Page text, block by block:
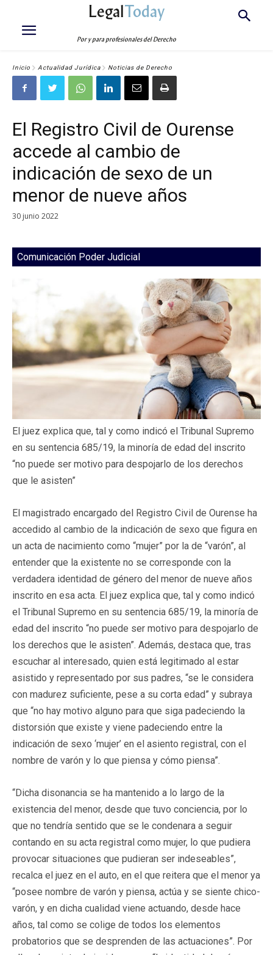
LegalToday
Por y para profesionales del Derecho
Inicio Actualidad Jurídica Noticias de Derecho
El Registro Civil de Ourense
accede al cambio de
indicación de sexo de un
menor de nueve años
30 junio 2022
Comunicación Poder Judicial
El juez explica que, tal y como indicó el Tribunal Supremo
en su sentencia 685/19, la minoría de edad del inscrito
“no puede ser motivo para despojarlo de los derechos
que le asisten”
El magistrado encargado del Registro Civil de Ourense ha
accedido al cambio de la indicación de sexo que figura en
un acta de nacimiento como “mujer” por la de “varón”, al
entender que la existente no se corresponde con la
verdadera identidad de género del menor de nueve años
inscrito en esa acta. El juez explica que, tal y como indicó
el Tribunal Supremo en su sentencia 685/19, la minoría de
edad del inscrito “no puede ser motivo para despojarlo de
los derechos que le asisten”. Además, destaca que, tras
escuchar al interesado, quien está legitimado al estar
asistido y representado por sus padres, “se le considera
con madurez suficiente, pese a su corta edad” y subraya
que “no hay motivo alguno para que siga padeciendo la
distorsión que existe y viene padeciendo entre la
indicación de sexo ‘mujer’ en el asiento registral, con el
nombre de varón y lo que piensa y cómo piensa”.
“Dicha disonancia se ha mantenido a lo largo de la
existencia del menor, desde que tuvo conciencia, por lo
que no tendría sentido que se le condenara a seguir
contando en su acta registral como mujer, lo que pudiera
provocar situaciones que pudieran ser indeseables”,
recalca el juez en el auto, en el que reitera que el menor ya
“posee nombre de varón y piensa, actúa y se siente chico-
varón, y en dicha cualidad viene actuando, desde hace
años, tal como se colige de todos los elementos
probatorios que se desprenden de las actuaciones”. Por